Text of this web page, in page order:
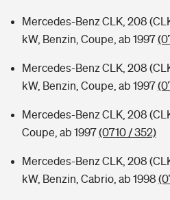
Tools
Kinderunfall-Check: Mehr
Sie haben Fragen?
Mercedes-Benz CLK, 208
kW, Benzin, Coupe, ab 1997
Mercedes-Benz CLK, 208
kW, Benzin, Coupe, ab 1997
Mercedes-Benz CLK, 208
Coupe, ab 1997(0710 / 352)
Mercedes-Benz CLK, 208
kW, Benzin, Cabrio, ab 1998